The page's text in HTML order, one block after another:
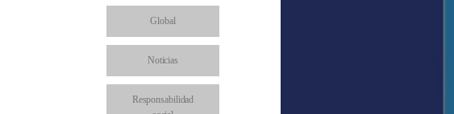
Global
Noticias
Responsabilidad